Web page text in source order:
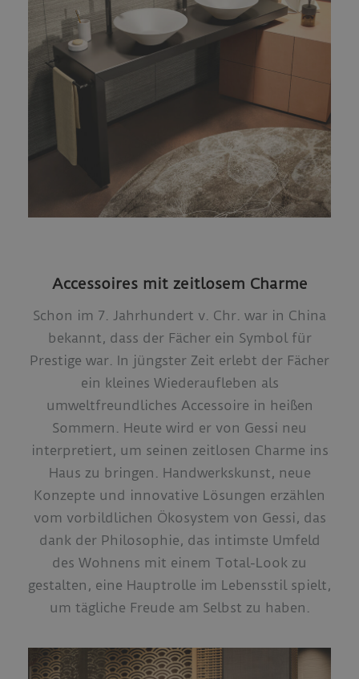
Accessoires mit zeitlosem Charme
Schon im 7. Jahrhundert v. Chr. war in China
bekannt, dass der Fächer ein Symbol für
Prestige war. In jüngster Zeit erlebt der Fächer
ein kleines Wiederaufleben als
umweltfreundliches Accessoire in heißen
Sommern. Heute wird er von Gessi neu
interpretiert, um seinen zeitlosen Charme ins
Haus zu bringen. Handwerkskunst, neue
Konzepte und innovative Lösungen erzählen
vom vorbildlichen Ökosystem von Gessi, das
dank der Philosophie, das intimste Umfeld
des Wohnens mit einem Total-Look zu
gestalten, eine Hauptrolle im Lebensstil spielt,
um tägliche Freude am Selbst zu haben.